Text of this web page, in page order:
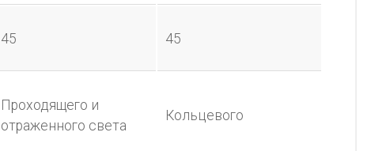
45 45
Проходящего и
отраженного света
Кольцевого